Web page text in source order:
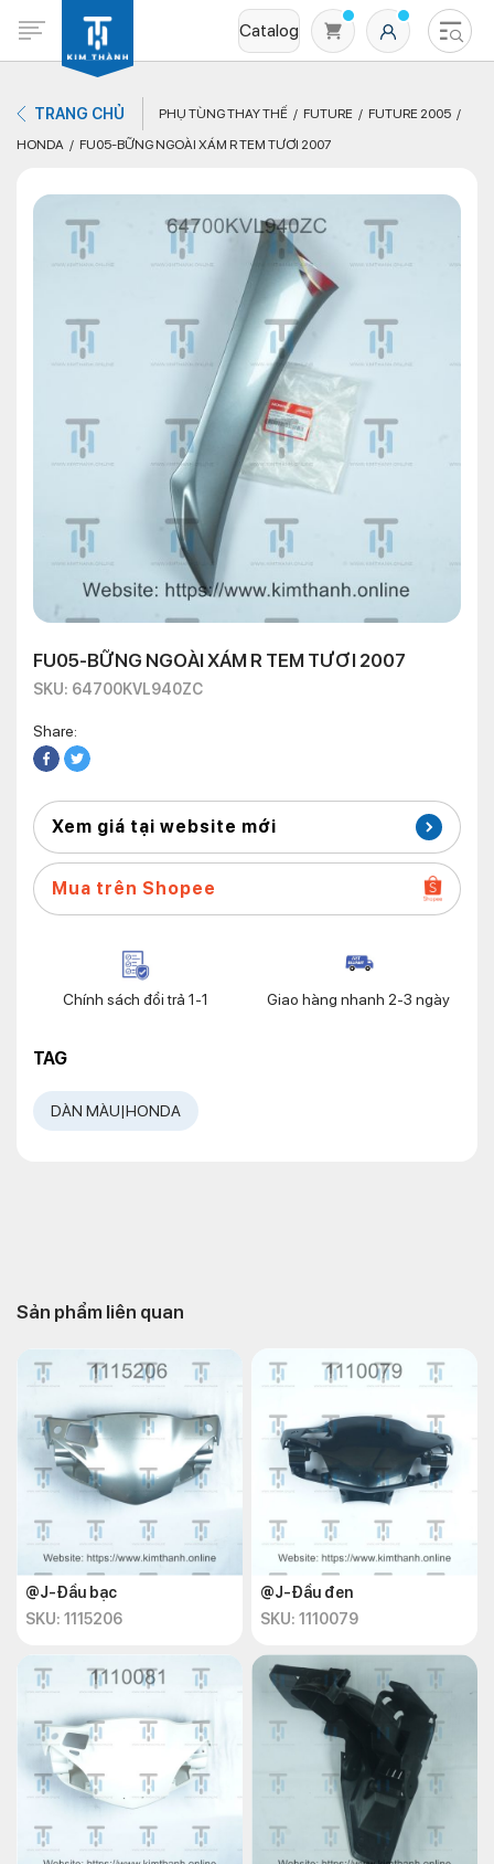
Catalog
Không có sản phẩm nào trong giỏ hàng
TRANG CHỦ PHỤ TÙNG THAY THẾ FUTURE
FUTURE 2005
HONDA
FU05-BỮNG NGOÀI XÁM R TEM TƯƠI 2007
FU05-BỮNG NGOÀI XÁM R TEM TƯƠI 2007
SKU: 64700KVL940ZC
Share:
Xem giá tại website mới
Mua trên Shopee
Chính sách đổi trả 1-1 Giao hàng nhanh 2-3 ngày
TAG
DÀN MÀU|HONDA
Sản phẩm liên quan
@J-Đầu bạc
SKU: 1115206
@J-Đầu đen
SKU: 1110079